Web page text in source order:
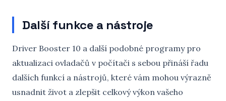
Další funkce a nástroje
Driver Booster 10 a další podobné programy pro
aktualizaci ovladačů v počítači s sebou přináší řadu
dalších funkcí a nástrojů, které vám mohou výrazně
usnadnit život a zlepšit celkový výkon vašeho